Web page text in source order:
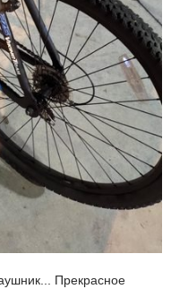
Прекрасное